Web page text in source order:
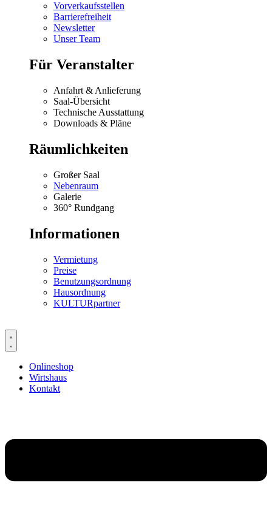
Vorverkaufsstellen
Barrierefreiheit
Newsletter
Unser Team
Für Veranstalter
Anfahrt & Anlieferung
Saal-Übersicht
Technische Ausstattung
Downloads & Pläne
Räumlichkeiten
Großer Saal
Nebenraum
Galerie
360° Rundgang
Informationen
Vermietung
Preise
Benutzungsordnung
Hausordnung
KULTURpartner
Onlineshop
Wirtshaus
Kontakt